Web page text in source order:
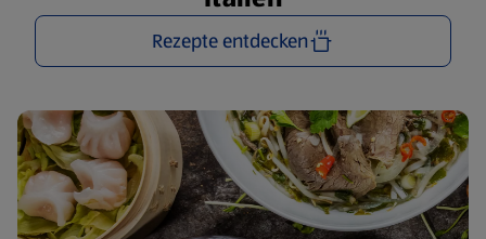
Rezepte entdecken